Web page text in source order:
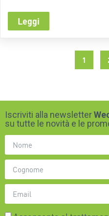
Leggi
1
Iscriviti alla newsletter
su tutte le novità e le